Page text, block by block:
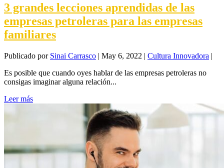
3 grandes lecciones aprendidas de las
empresas petroleras para las empresas
familiares
Publicado por Sinai Carrasco | May 6, 2022 | Cultura Innovadora |
Es posible que cuando oyes hablar de las empresas petroleras no
consigas imaginar alguna relación...
Leer más